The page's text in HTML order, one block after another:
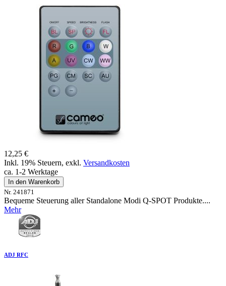
12,25 €
Inkl. 19% Steuern, exkl. Versandkosten
ca. 1-2 Werktage
In den Warenkorb
Nr. 241871
Bequeme Steuerung aller Standalone Modi Q-SPOT Produkte....
Mehr
ADJ RFC